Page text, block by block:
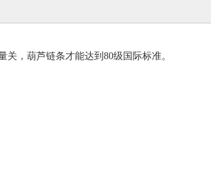
，葫芦链条才能达到80级国际标准。